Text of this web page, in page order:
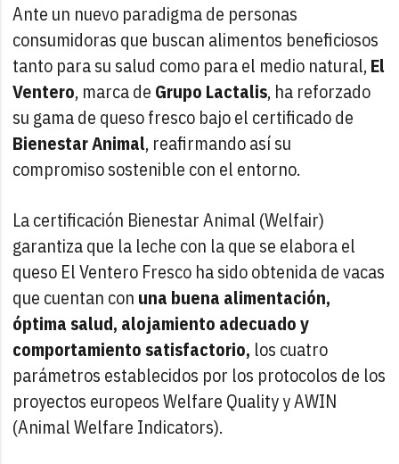
Ante un nuevo paradigma de personas
consumidoras que buscan alimentos beneficiosos
tanto para su salud como para el medio natural,El
Ventero, marca de Grupo Lactalis, ha reforzado
su gama de queso fresco bajo el certificado de
Bienestar Animal, reafirmando así su
compromiso sostenible con el entorno.
La certificación Bienestar Animal (Welfair)
garantiza que la leche con la que se elabora el
queso El Ventero Fresco ha sido obtenida de vacas
que cuentan con una buena alimentación,
óptima salud, alojamiento adecuado y
comportamiento satisfactorio, los cuatro
parámetros establecidos por los protocolos de los
proyectos europeos Welfare Quality y AWIN
(Animal Welfare Indicators).